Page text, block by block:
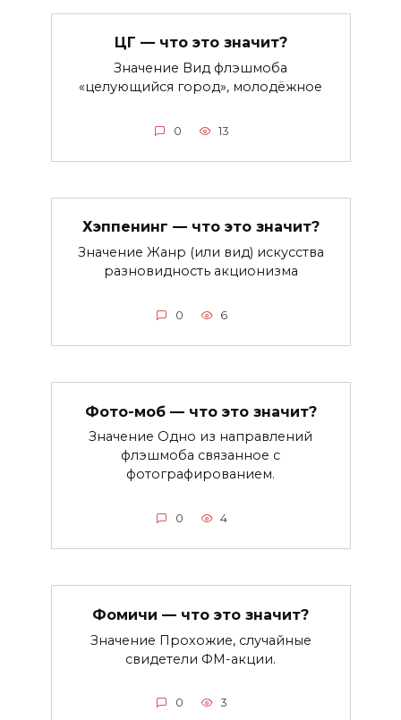
ЦГ — что это значит?
Значение Вид флэшмоба
«целующийся город», молодёжное
0 13
Хэппенинг — что это значит?
Значение Жанр (или вид) искусства
разновидность акционизма
0 6
Фото-моб — что это значит?
Значение Одно из направлений
флэшмоба связанное с
фотографированием.
0 4
Фомичи — что это значит?
Значение Прохожие, случайные
свидетели ФМ-акции.
0 3